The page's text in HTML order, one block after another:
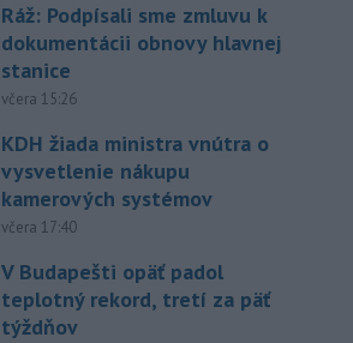
Ráž: Podpísali sme zmluvu k
dokumentácii obnovy hlavnej
stanice
včera 15:26
KDH žiada ministra vnútra o
vysvetlenie nákupu
kamerových systémov
včera 17:40
V Budapešti opäť padol
teplotný rekord, tretí za päť
týždňov